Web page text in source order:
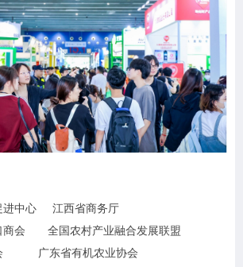
进中心 江西省商务厅
商会 全国农村产业融合发展联盟
会 广东省有机农业协会